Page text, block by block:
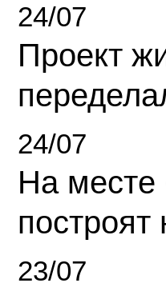
24/07
Проект
24/07
На месте
23/07